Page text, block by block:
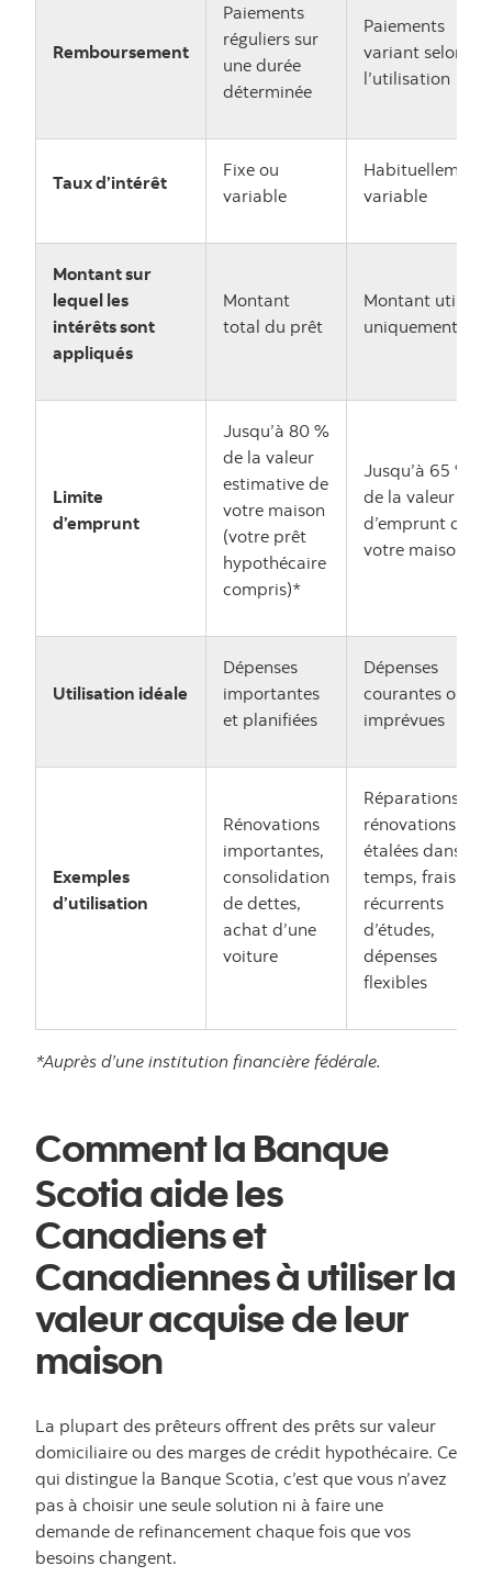
Remboursement
Paiements
réguliers sur
une durée
déterminée
Paiements
variant selon
l’utilisation
Taux d’intérêt
Fixe ou
variable
Habituellement
variable
Montant sur
lequel les
intérêts sont
appliqués
Montant
total du prêt
Montant utilisé
uniquement
Limite
d’emprunt
Jusqu’à 80 %
de la valeur
estimative de
votre maison
(votre prêt
hypothécaire
compris)*
Jusqu’à 65 %
de la valeur
d’emprunt de
votre maison*
Utilisation idéale
Dépenses
importantes
et planifiées
Dépenses
courantes ou
imprévues
Exemples
d’utilisation
Rénovations
importantes,
consolidation
de dettes,
achat d’une
voiture
Réparations,
rénovations
étalées dans le
temps, frais
récurrents
d’études,
dépenses
flexibles
*Auprès d’une institution financière fédérale.
Comment la Banque
Scotia aide les
Canadiens et
Canadiennes à utiliser la
valeur acquise de leur
maison
La plupart des prêteurs offrent des prêts sur valeur
domiciliaire ou des marges de crédit hypothécaire. Ce
qui distingue la Banque Scotia, c’est que vous n’avez
pas à choisir une seule solution ni à faire une
demande de refinancement chaque fois que vos
besoins changent.